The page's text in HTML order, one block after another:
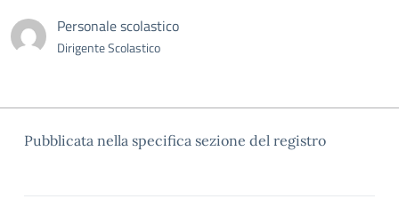
Personale scolastico
Dirigente Scolastico
Pubblicata nella specifica sezione del registro